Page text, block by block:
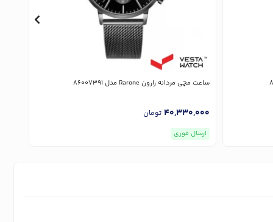
ساعت مچی مردانه رارون Rarone مدل 86007391
40,330,000 تومان
ارسال فوری